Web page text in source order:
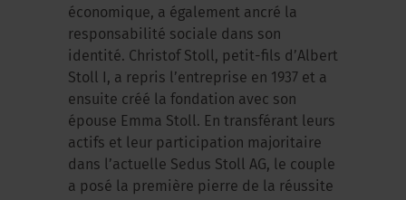
économique, a également ancré la
responsabilité sociale dans son
identité. Christof Stoll, petit-fils d’Albert
Stoll I, a repris l’entreprise en 1937 et a
ensuite créé la fondation avec son
épouse Emma Stoll. En transférant leurs
actifs et leur participation majoritaire
dans l’actuelle Sedus Stoll AG, le couple
a posé la première pierre de la réussite